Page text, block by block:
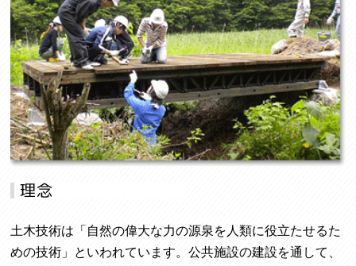
土木技術は「自然の偉大な力の源泉を人類に役立たせるた
めの技術」といわれています。公共施設の建設を通して、